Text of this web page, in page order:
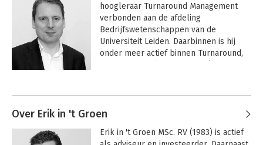
hoogleraar Turnaround Management
verbonden aan de afdeling
Bedrijfswetenschappen van de
Universiteit Leiden. Daarbinnen is hij
onder meer actief binnen Turnaround,
ondernemingen in zwaar weer.
van trainingsinstituut en adviesbureau
Over Erik in 't Groen
Erik in 't Groen MSc. RV (1983) is actief